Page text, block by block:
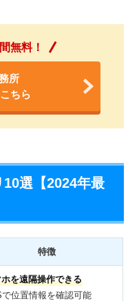
無料！
所
ちら
選【2024年最
特徴
を遠隔操作できる
で位置情報を確認可能